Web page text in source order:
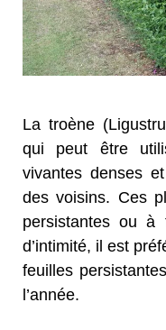
La troène
qui peut être
vivantes denses
des voisins. Ces
persistantes ou à
d’intimité, il est
feuilles
l’année.